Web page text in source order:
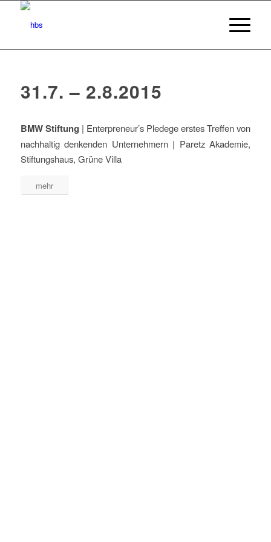
31.7. – 2.8.2015
BMW Stiftung | Enterpreneur’s Pledege erstes Treffen von
nachhaltig denkenden Unternehmern | Paretz Akademie,
Stiftungshaus, Grüne Villa
mehr